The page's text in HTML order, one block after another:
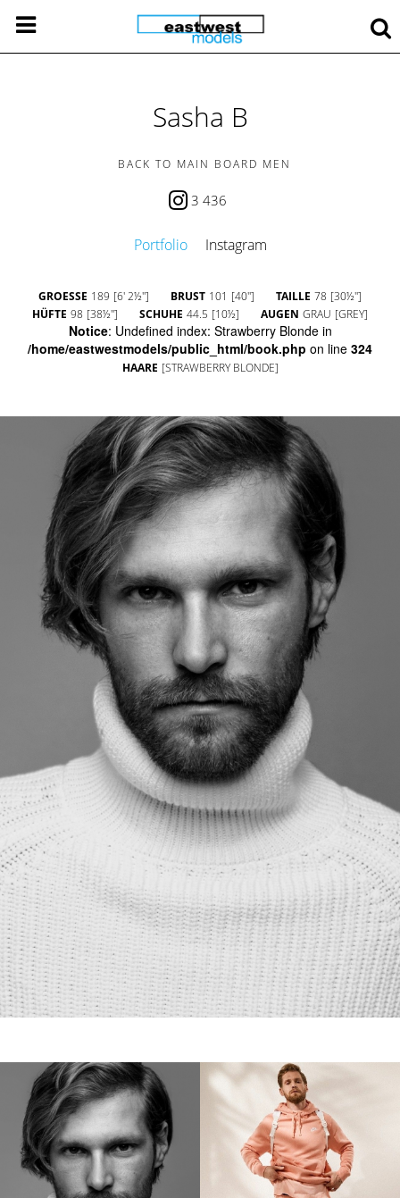
Sasha B
BACK TO MAIN BOARD MEN
3 436
Portfolio Instagram
GROESSE 189 [6' 2½''] BRUST 101 [40''] TAILLE 78 [30½'']
HÜFTE 98 [38½''] SCHUHE 44.5 [10½] AUGEN GRAU [GREY]
Notice: Undefined index: Strawberry Blonde in
/home/eastwestmodels/public_html/book.php on line 324
HAARE [STRAWBERRY BLONDE]